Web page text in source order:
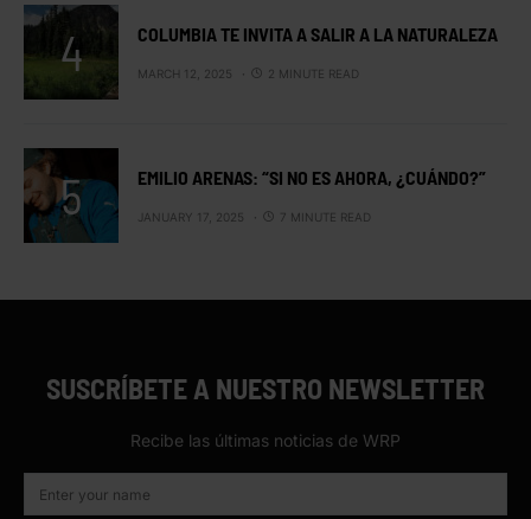
COLUMBIA TE INVITA A SALIR A LA NATURALEZA
MARCH 12, 2025 2 MINUTE READ
EMILIO ARENAS: “SI NO ES AHORA, ¿CUÁNDO?”
JANUARY 17, 2025 7 MINUTE READ
SUSCRÍBETE A NUESTRO NEWSLETTER
Recibe las últimas noticias de WRP